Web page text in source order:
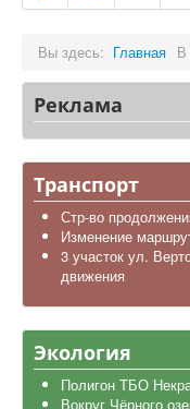
Вы здесь: Главная В
Реклама
Транспорт
Стр-во
Изменение
3 участок ул.
движения
Экология
Полигон ТБО
Вокруг Чёрного